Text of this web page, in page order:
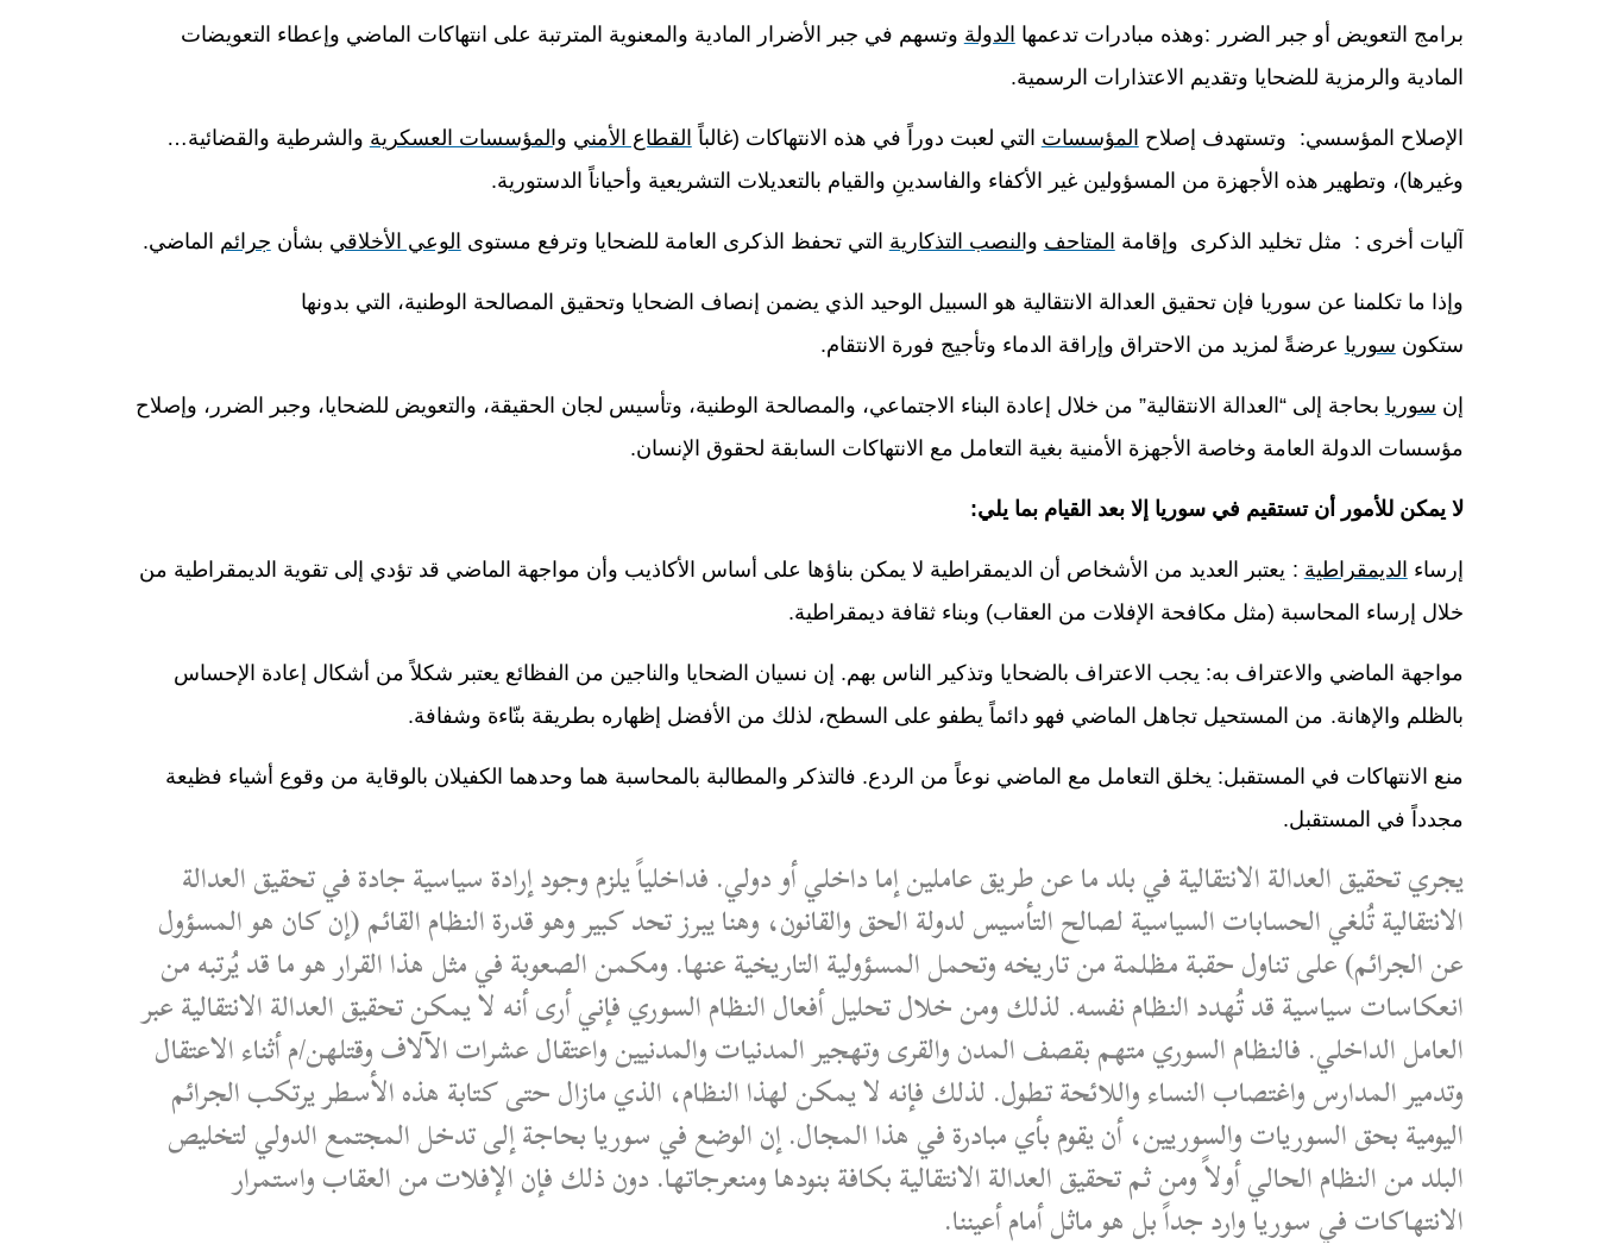
برامج التعويض أو جبر الضرر :وهذه مبادرات تدعمها الدولة وتسهم في جبر الأضرار المادية والمعنوية المترتبة على انتهاكات الماضي وإعطاء التعويضات
المادية والرمزية للضحايا وتقديم الاعتذارات الرسمية.
الإصلاح المؤسسي: وتستهدف إصلاح المؤسسات التي لعبت دوراً في هذه الانتهاكات (غالباً القطاع الأمني والمؤسسات العسكرية والشرطية والقضائية…
وغيرها)، وتطهير هذه الأجهزة من المسؤولين غير الأكفاء والفاسدينِ والقيام بالتعديلات التشريعية وأحياناً الدستورية.
آليات أخرى : مثل تخليد الذكرى وإقامة المتاحف والنصب التذكارية التي تحفظ الذكرى العامة للضحايا وترفع مستوى الوعي الأخلاقي بشأن جرائم الماضي.
وإذا ما تكلمنا عن سوريا فإن تحقيق العدالة الانتقالية هو السبيل الوحيد الذي يضمن إنصاف الضحايا وتحقيق المصالحة الوطنية، التي بدونها
ستكون سوريا عرضةً لمزيد من الاحتراق وإراقة الدماء وتأجيج فورة الانتقام.
إن سوريا بحاجة إلى “العدالة الانتقالية” من خلال إعادة البناء الاجتماعي، والمصالحة الوطنية، وتأسيس لجان الحقيقة، والتعويض للضحايا، وجبر الضرر، وإصلاح
مؤسسات الدولة العامة وخاصة الأجهزة الأمنية بغية التعامل مع الانتهاكات السابقة لحقوق الإنسان.
لا يمكن للأمور أن تستقيم في سوريا إلا بعد القيام بما يلي:
إرساء الديمقراطية : يعتبر العديد من الأشخاص أن الديمقراطية لا يمكن بناؤها على أساس الأكاذيب وأن مواجهة الماضي قد تؤدي إلى تقوية الديمقراطية من
خلال إرساء المحاسبة (مثل مكافحة الإفلات من العقاب) وبناء ثقافة ديمقراطية.
مواجهة الماضي والاعتراف به: يجب الاعتراف بالضحايا وتذكير الناس بهم. إن نسيان الضحايا والناجين من الفظائع يعتبر شكلاً من أشكال إعادة الإحساس
بالظلم والإهانة. من المستحيل تجاهل الماضي فهو دائماً يطفو على السطح، لذلك من الأفضل إظهاره بطريقة بنّاءة وشفافة.
منع الانتهاكات في المستقبل: يخلق التعامل مع الماضي نوعاً من الردع. فالتذكر والمطالبة بالمحاسبة هما وحدهما الكفيلان بالوقاية من وقوع أشياء فظيعة
مجدداً في المستقبل.
يجري تحقيق العدالة الانتقالية في بلد ما عن طريق عاملين إما داخلي أو دولي. فداخلياً يلزم وجود إرادة سياسية جادة في تحقيق العدالة
الانتقالية تُلغي الحسابات السياسية لصالح التأسيس لدولة الحق والقانون، وهنا يبرز تحد كبير وهو قدرة النظام القائم (إن كان هو المسؤول
عن الجرائم) على تناول حقبة مظلمة من تاريخه وتحمل المسؤولية التاريخية عنها. ومكمن الصعوبة في مثل هذا القرار هو ما قد يُرتبه من
انعكاسات سياسية قد تُهدد النظام نفسه. لذلك ومن خلال تحليل أفعال النظام السوري فإني أرى أنه لا يمكن تحقيق العدالة الانتقالية عبر
العامل الداخلي. فالنظام السوري متهم بقصف المدن والقرى وتهجير المدنيات والمدنيين واعتقال عشرات الآلاف وقتلهن/م أثناء الاعتقال
وتدمير المدارس واغتصاب النساء واللائحة تطول. لذلك فإنه لا يمكن لهذا النظام، الذي مازال حتى كتابة هذه الأسطر يرتكب الجرائم
اليومية بحق السوريات والسوريين، أن يقوم بأي مبادرة في هذا المجال. إن الوضع في سوريا بحاجة إلى تدخل المجتمع الدولي لتخليص
البلد من النظام الحالي أولاً ومن ثم تحقيق العدالة الانتقالية بكافة بنودها ومنعرجاتها. دون ذلك فإن الإفلات من العقاب واستمرار
الانتهاكات في سوريا وارد جداً بل هو ماثل أمام أعيننا.